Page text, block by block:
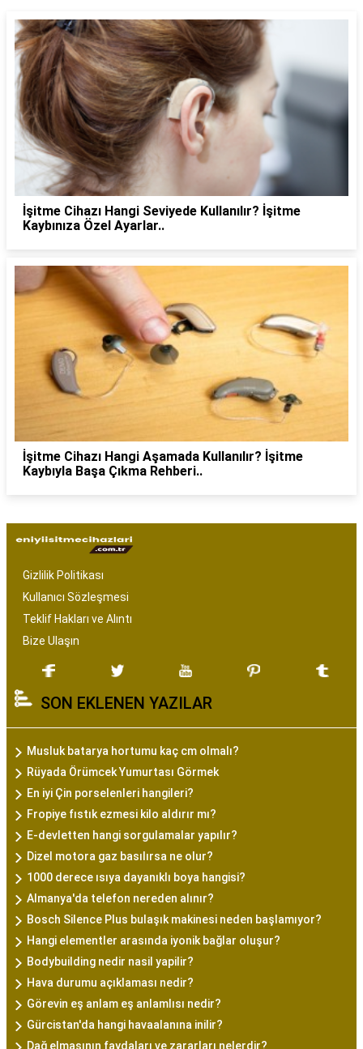
İşitme Cihazı Hangi Seviyede Kullanılır? İşitme
Kaybınıza Özel Ayarlar..
İşitme Cihazı Hangi Aşamada Kullanılır? İşitme
Kaybıyla Başa Çıkma Rehberi..
Gizlilik Politikası
Kullanıcı Sözleşmesi
Teklif Hakları ve Alıntı
Bize Ulaşın
SON EKLENEN YAZILAR
Musluk batarya hortumu kaç cm olmalı?
Rüyada Örümcek Yumurtası Görmek
En iyi Çin porselenleri hangileri?
Fropiye fıstık ezmesi kilo aldırır mı?
E-devletten hangi sorgulamalar yapılır?
Dizel motora gaz basılırsa ne olur?
1000 derece ısıya dayanıklı boya hangisi?
Almanya'da telefon nereden alınır?
Bosch Silence Plus bulaşık makinesi neden başlamıyor?
Hangi elementler arasında iyonik bağlar oluşur?
Bodybuilding nedir nasil yapilir?
Hava durumu açıklaması nedir?
Görevin eş anlam eş anlamlısı nedir?
Gürcistan'da hangi havaalanına inilir?
Dağ elmasının faydaları ve zararları nelerdir?